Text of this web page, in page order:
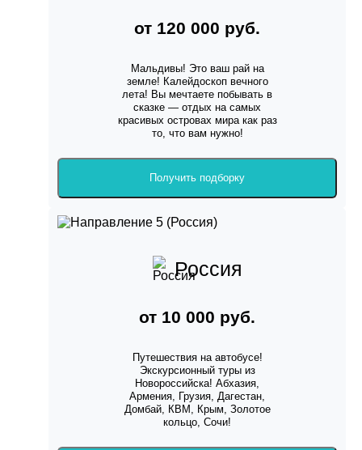
от 120 000 руб.
Мальдивы! Это ваш рай на
земле! Калейдоскоп вечного
лета! Вы мечтаете побывать в
сказке — отдых на самых
красивых островах мира как раз
то, что вам нужно!
Получить подборку
Россия
от 10 000 руб.
Путешествия на автобусе!
Экскурсионный туры из
Новороссийска! Абхазия,
Армения, Грузия, Дагестан,
Домбай, КВМ, Крым, Золотое
кольцо, Сочи!